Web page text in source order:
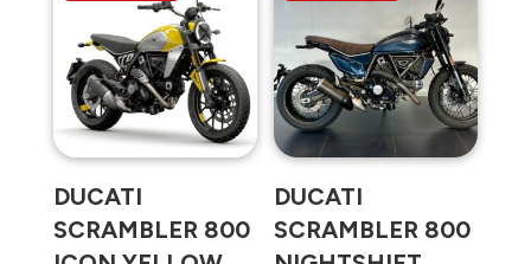
11.240,00 €.
12.240,00 €.
DUCATI
SCRAMBLER 800
DUCATI
SCRAMBLER 800